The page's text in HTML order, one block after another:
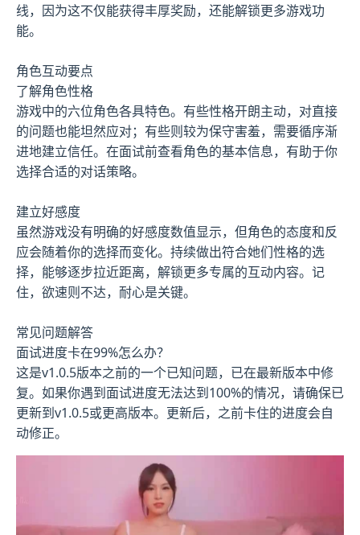
线，因为这不仅能获得丰厚奖励，还能解锁更多游戏功
能。
角色互动要点
了解角色性格
游戏中的六位角色各具特色。有些性格开朗主动，对直接
的问题也能坦然应对；有些则较为保守害羞，需要循序渐
进地建立信任。在面试前查看角色的基本信息，有助于你
选择合适的对话策略。
建立好感度
虽然游戏没有明确的好感度数值显示，但角色的态度和反
应会随着你的选择而变化。持续做出符合她们性格的选
择，能够逐步拉近距离，解锁更多专属的互动内容。记
住，欲速则不达，耐心是关键。
常见问题解答
面试进度卡在99%怎么办？
这是v1.0.5版本之前的一个已知问题，已在最新版本中修
复。如果你遇到面试进度无法达到100%的情况，请确保已
更新到v1.0.5或更高版本。更新后，之前卡住的进度会自
动修正。